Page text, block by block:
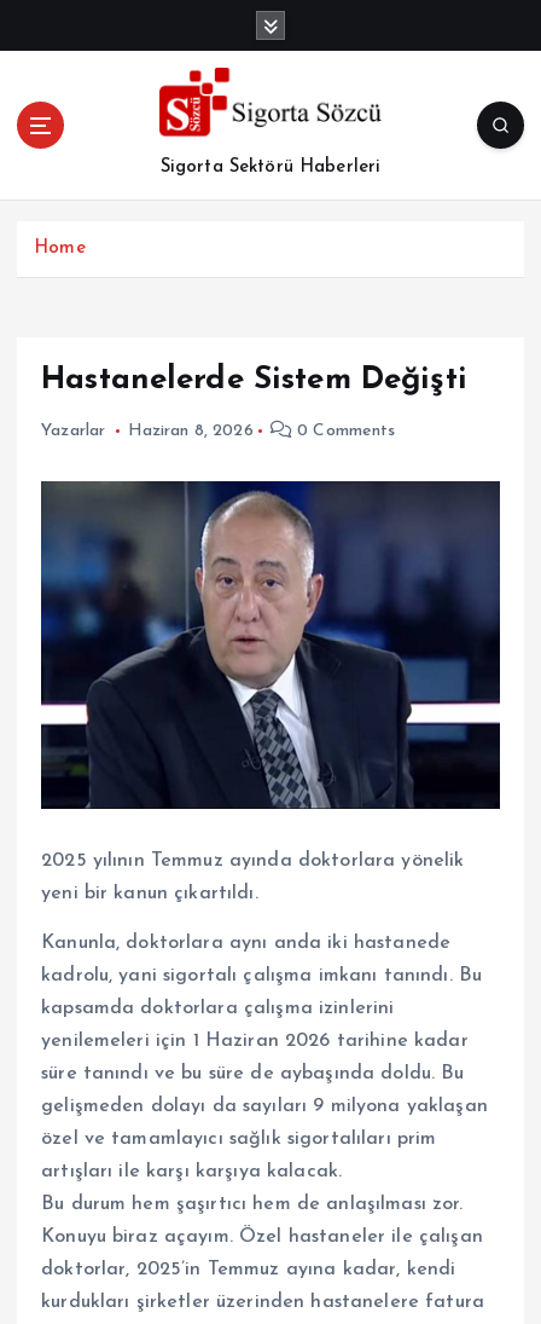
Sigorta Sektörü Haberleri
Home
Hastanelerde Sistem Değişti
Yazarlar Haziran 8, 2026 0 Comments
2025 yılının Temmuz ayında doktorlara yönelik
yeni bir kanun çıkartıldı.
Kanunla, doktorlara aynı anda iki hastanede
kadrolu, yani sigortalı çalışma imkanı tanındı. Bu
kapsamda doktorlara çalışma izinlerini
yenilemeleri için 1 Haziran 2026 tarihine kadar
süre tanındı ve bu süre de aybaşında doldu. Bu
gelişmeden dolayı da sayıları 9 milyona yaklaşan
özel ve tamamlayıcı sağlık sigortalıları prim
artışları ile karşı karşıya kalacak.
Bu durum hem şaşırtıcı hem de anlaşılması zor.
Konuyu biraz açayım. Özel hastaneler ile çalışan
doktorlar, 2025’in Temmuz ayına kadar, kendi
kurdukları şirketler üzerinden hastanelere fatura